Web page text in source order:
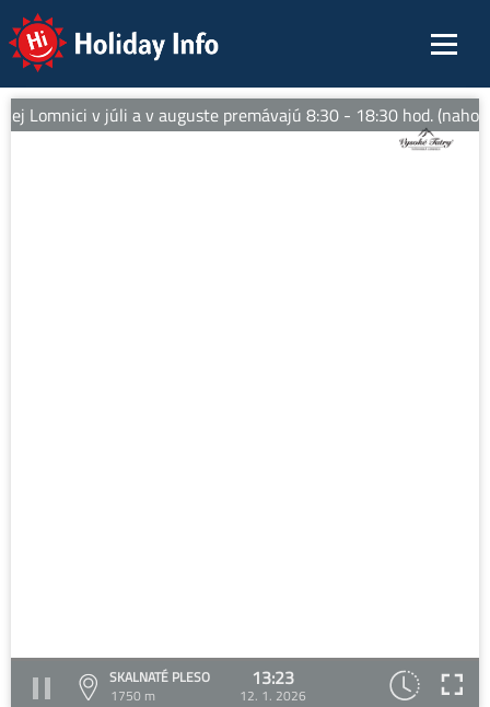
Holiday Info
Lomnici v júli a v auguste premávajú 8:30 - 18:30 hod.
SKALNATÉ PLESO
1750 m
13:23
12. 1. 2026